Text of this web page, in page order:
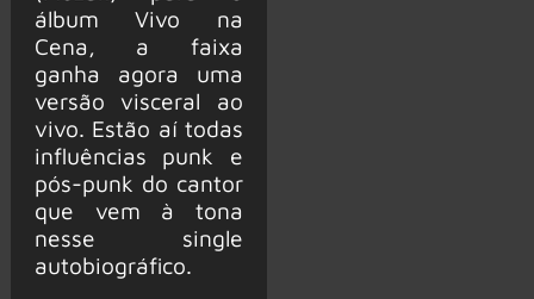
álbum Vivo na
Cena, a faixa
ganha agora uma
versão visceral ao
vivo. Estão aí todas
influências punk e
pós-punk do cantor
que vem à tona
nesse single
autobiográfico.